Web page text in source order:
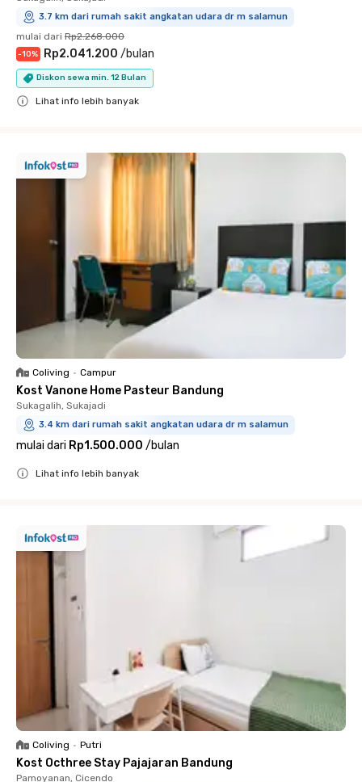
3.7 km dari rumah sakit angkatan udara dr m salamun
mulai dari Rp2.268.000
-10% Rp2.041.200 /bulan
Diskon sewa min. 12 Bulan
Lihat info lebih banyak
Coliving • Campur
Kost Vanone Home Pasteur Bandung
Sukagalih, Sukajadi
3.4 km dari rumah sakit angkatan udara dr m salamun
mulai dari Rp1.500.000 /bulan
Lihat info lebih banyak
Coliving • Putri
Kost Octhree Stay Pajajaran Bandung
Pamoyanan, Cicendo